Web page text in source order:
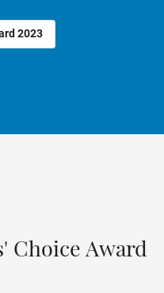
2023
Choice Award